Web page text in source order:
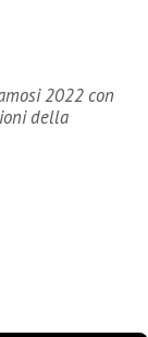
2022 con
della